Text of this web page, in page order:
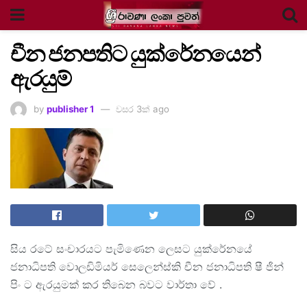
චීන ජනපතිට යුක්රේනයෙන්
ඇරයුම්
by publisher 1 වසර 3ක් ago
සිය රටේ සංචාරයට පැමිණෙන ලෙසට යුක්රේනයේ
ජනාධිපති වොලඩිමියර් සෙලෙන්ස්කි චීන ජනාධිපති ෂී ජින්
පිං ට ඇරයුමක් කර තිබෙන බවට වාර්තා වේ .